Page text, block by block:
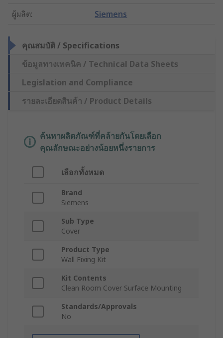
ผู้ผลิต: Siemens
คุณสมบัติ / Specifications
ข้อมูลทางเทคนิค / Technical Data Sheets
Legislation and Compliance
รายละเอียดสินค้า / Product Details
ค้นหาผลิตภัณฑ์ที่คล้ายกันโดยเลือก
คุณลักษณะอย่างน้อยหนึ่งรายการ
เลือกทั้งหมด
Brand
Siemens
Sub Type
Cover
Product Type
Wall Fixing Kit
Kit Contents
Clean Room Cover Surface Mounting
Standards/Approvals
No